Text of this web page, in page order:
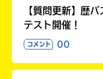
【質問更新】歴
テスト開催！
コメント 00